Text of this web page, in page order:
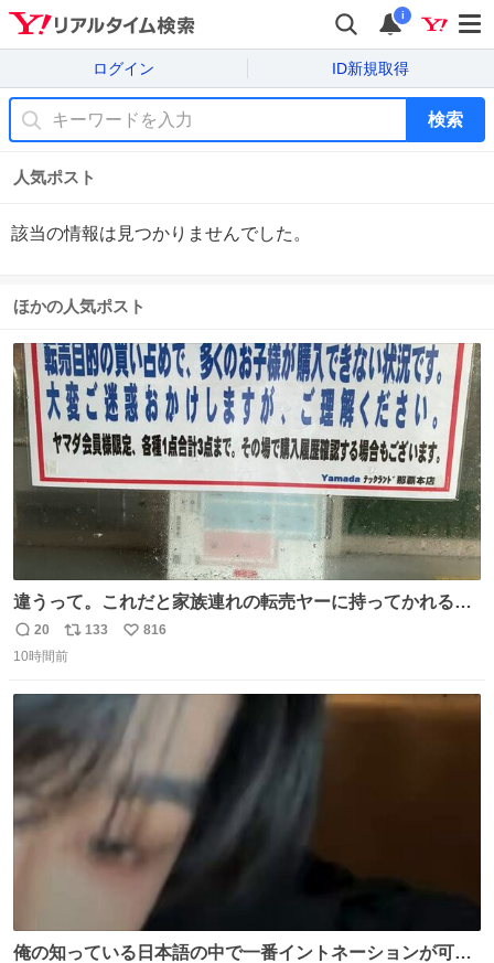
i
ログイン ID新規取得
検索
人気ポスト
該当の情報は見つかりませんでした。
ほかの人気ポスト
違うって。これだと家族連れの転売ヤーに持ってかれるだ
け。 ポケカと同じで浅はかすぎる💦
返
信
20
リ
ポ
133
い
数
816
10時間前
俺の知っている日本語の中で一番イントネーションが可愛